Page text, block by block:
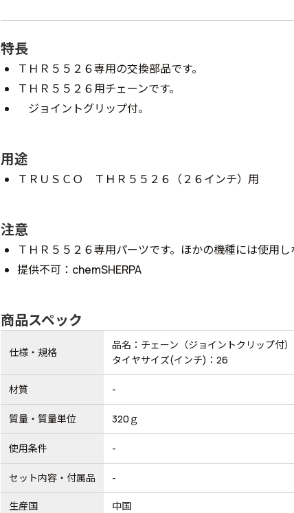
特長
ＴＨＲ５５２６専用の交換部品です。
ＴＨＲ５５２６用チェーンです。
ジョイントグリップ付。
用途
ＴＲＵＳＣＯ ＴＨＲ５５２６（２６インチ）用
注意
ＴＨＲ５５２６専用パーツです。ほかの機種には使用し
提供不可：chemSHERPA
商品スペック
仕様・規格
品名：チェーン（ジョイントクリップ付）
タイヤサイズ(インチ)：26
材質 -
質量・質量単位 320ｇ
使用条件 -
セット内容・付属品 -
生産国 中国